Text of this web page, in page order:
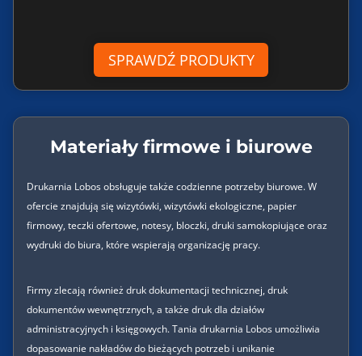
SPRAWDŹ PRODUKTY
Materiały firmowe i biurowe
Drukarnia Lobos obsługuje także codzienne potrzeby biurowe. W
ofercie znajdują się wizytówki, wizytówki ekologiczne, papier
firmowy, teczki ofertowe, notesy, bloczki, druki samokopiujące oraz
wydruki do biura, które wspierają organizację pracy.
Firmy zlecają również druk dokumentacji technicznej, druk
dokumentów wewnętrznych, a także druk dla działów
administracyjnych i księgowych. Tania drukarnia Lobos umożliwia
dopasowanie nakładów do bieżących potrzeb i unikanie